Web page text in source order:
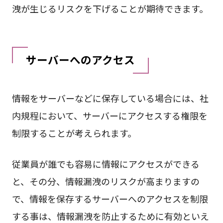
洩が生じるリスクを下げることが期待できます。
サーバーへのアクセス
情報をサーバーなどに保存している場合には、社
内規程において、サーバーにアクセスする権限を
制限することが考えられます。
従業員が誰でも容易に情報にアクセスができる
と、その分、情報漏洩のリスクが高まりますの
で、情報を保存するサーバーへのアクセスを制限
する事は、情報漏洩を防止するために有効といえ